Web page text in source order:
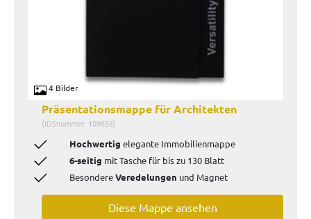
4 Bilder
Präsentationsmappe für Architekten
(IDSnummer: 109656)
Hochwertig elegante Immobilienmappe
6-seitig mit Tasche für bis zu 130 Blatt
BesondereVeredelungen und Magnet
Diese Mappe ansehen